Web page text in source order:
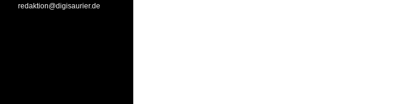
redaktion@digisaurier.de